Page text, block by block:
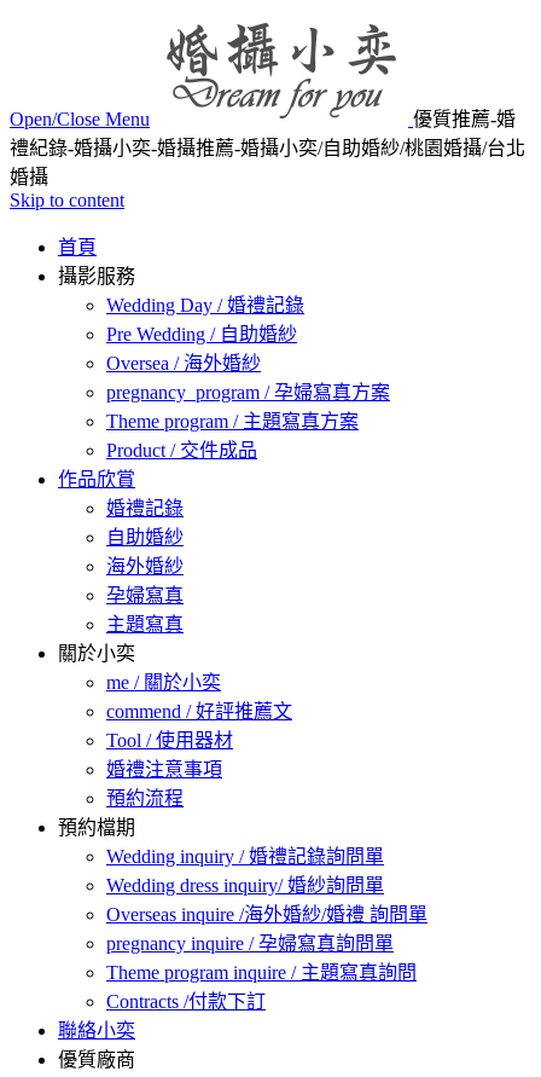
Open/Close Menu
優質推薦-婚
禮紀錄-婚攝小奕-婚攝推薦-婚攝小奕/自助婚紗/桃園婚攝/台北
婚攝
Skip to content
首頁
攝影服務
Wedding Day / 婚禮記錄
Pre Wedding / 自助婚紗
Oversea / 海外婚紗
pregnancy_program / 孕婦寫真方案
Theme program / 主題寫真方案
Product / 交件成品
作品欣賞
婚禮記錄
自助婚紗
海外婚紗
孕婦寫真
主題寫真
關於小奕
me / 關於小奕
commend / 好評推薦文
Tool / 使用器材
婚禮注意事項
預約流程
預約檔期
Wedding inquiry / 婚禮記錄詢問單
Wedding dress inquiry/ 婚紗詢問單
Overseas inquire /海外婚紗/婚禮 詢問單
pregnancy inquire / 孕婦寫真詢問單
Theme program inquire / 主題寫真詢問
Contracts /付款下訂
聯絡小奕
優質廠商